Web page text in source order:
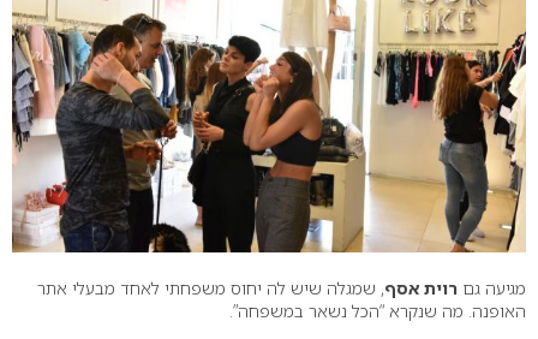
מגיעה גם רוית אסף, שמגלה שיש לה יחוס משפחתי לאחד מבעלי אתר
האופנה. מה שנקרא “הכל נשאר במשפחה”.